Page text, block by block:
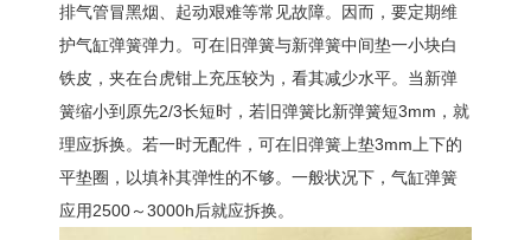
排气管冒黑烟、起动艰难等常见故障。因而，要定期维
护气缸弹簧弹力。可在旧弹簧与新弹簧中间垫一小块白
铁皮，夹在台虎钳上充压较为，看其减少水平。当新弹
簧缩小到原先2/3长短时，若旧弹簧比新弹簧短3mm，就
理应拆换。若一时无配件，可在旧弹簧上垫3mm上下的
平垫圈，以填补其弹性的不够。一般状况下，气缸弹簧
应用2500～3000h后就应拆换。